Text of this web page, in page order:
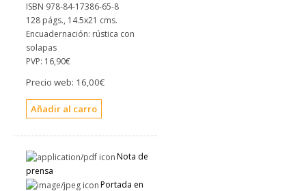
ISBN 978-84-17386-65-8
128 págs., 14.5x21 cms.
Encuadernación: rústica con
solapas
PVP: 16,90€
Precio web: 16,00€
Nota de
prensa
Portada en